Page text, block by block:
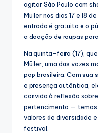
agitar São Paulo com
Müller nos dias 17 e 18
entrada é gratuita e o
a doação de roupas
Na quinta-feira (17),
Müller, uma das vozes
pop brasileira. Com sua
e presença autêntica,
convida à reflexão
pertencimento — temas
valores de diversidade
festival.